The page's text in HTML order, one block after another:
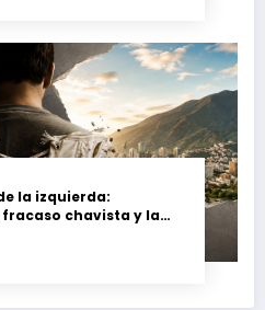
la izquierda:
fracaso chavista y la